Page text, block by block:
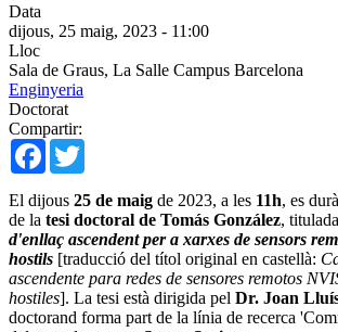
Data
dijous, 25 maig, 2023 - 11:00
Lloc
Sala de Graus, La Salle Campus Barcelona
Enginyeria
Doctorat
Compartir:
Facebook
El dijous 25 de maig de 2023, a les 11h, es
de la tesi doctoral de Tomás González, titulada
d'enllaç ascendent per a xarxes de sensors
hostils [traducció del títol original en castellà:
ascendente para redes de sensores remotos
hostiles]. La tesi està dirigida pel Dr. Joan
doctorand forma part de la línia de recerca